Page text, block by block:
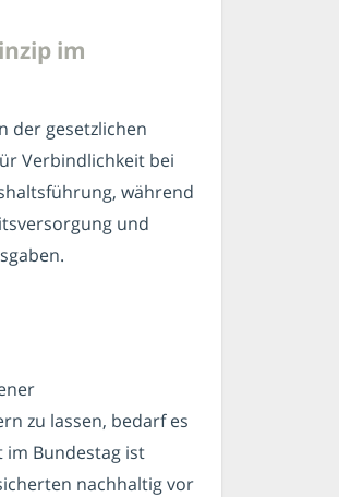
im
der gesetzlichen
Verbindlichkeit bei
während
und
zu lassen, bedarf es
im Bundestag ist
nachhaltig vor